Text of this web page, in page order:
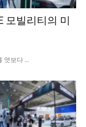
모빌리티의 미
엿보다 ...